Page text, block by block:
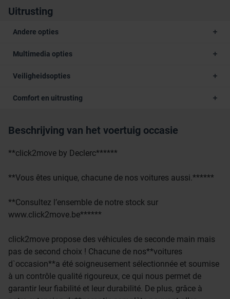
Uitrusting
Andere opties
Multimedia opties
Veiligheidsopties
Comfort en uitrusting
Beschrijving van het voertuig occasie
**click2move by Declerc******
**Vous êtes unique, chacune de nos voitures aussi.******
**Consultez l’ensemble de notre stock sur
www.click2move.be******
click2move propose des véhicules de seconde main mais
pas de second choix ! Chacune de nos**voitures
d`occasion**a été soigneusement sélectionnée et soumise
à un contrôle qualité rigoureux, ce qui nous permet de
garantir leur fiabilité et leur durabilité. De plus, grâce à